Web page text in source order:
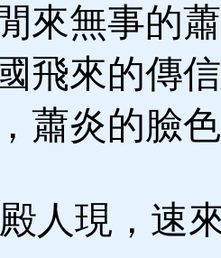
來無事的
飛來的傳
蕭炎的臉
人現，速